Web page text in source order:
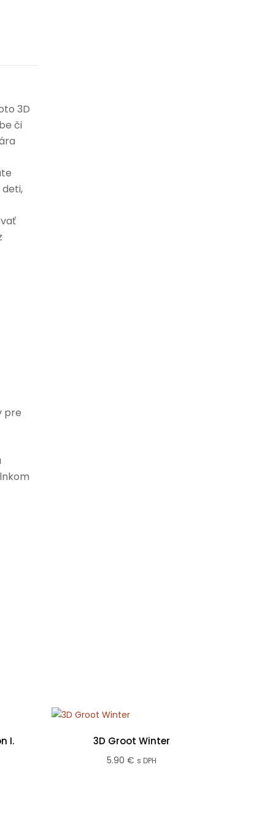
3D
či
pre
I. 3D Groot Winter
5.90€ s DPH